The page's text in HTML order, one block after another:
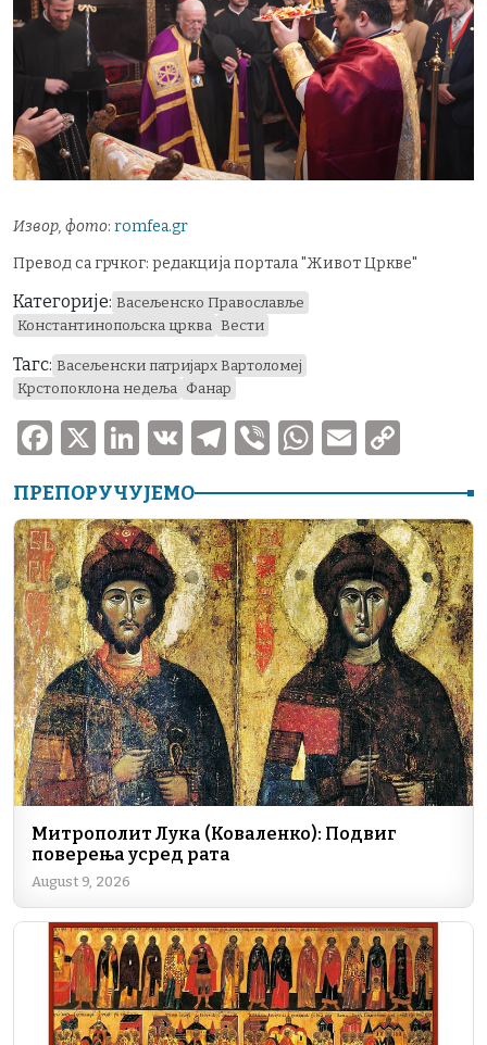
Извор, фото: romfea.gr
Превод са грчког: редакција портала "Живот Цркве"
Категорије: Васељенско Православље
Константинопољска црква Вести
Тагс: Васељенски патријарх Вартоломеј
Крстопоклона недеља Фанар
F
a
c
e
b
o
o
k
X
Li
n
k
e
dI
n
V
K
T
el
e
gr
a
m
V
ib
er
W
h
at
s
A
p
p
E
m
ai
l
p
y
Li
n
k
ПРЕПОРУЧУЈЕМО
Митрополит Лука (Коваленко): Подвиг
поверења усред рата
August 9, 2026